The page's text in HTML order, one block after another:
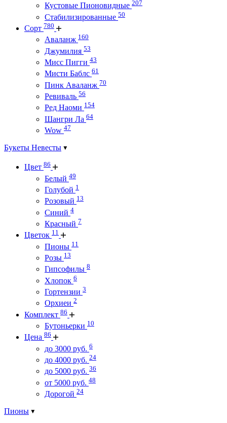
Кустовые Пионовидные 207
Стабилизированные 50
Сорт 780
Аваланж 160
Джумилия 53
Мисс Пигги 43
Мисти Баблс 61
Пинк Аваланж 70
Ревиваль 56
Ред Наоми 154
Шангри Ла 64
Wow 47
Букеты Невесты
Цвет 86
Белый 49
Голубой 1
Розовый 13
Синий 4
Красный 7
Цветок 11
Пионы 11
Розы 13
Гипсофилы 8
Хлопок 6
Гортензии 3
Орхиеи 2
Комплект 86
Бутоньерки 10
Цена 86
до 3000 руб. 6
до 4000 руб. 24
до 5000 руб. 36
от 5000 руб. 48
Дорогой 24
Пионы